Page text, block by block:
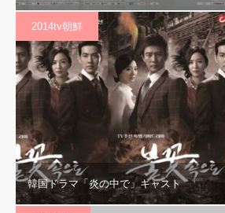
2014tv朝鮮
韓国ドラマ「炎の中で」キャスト